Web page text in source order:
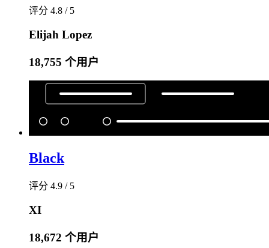
评分 4.8 / 5
Elijah Lopez
18,755 个用户
Black
评分 4.9 / 5
XI
18,672 个用户